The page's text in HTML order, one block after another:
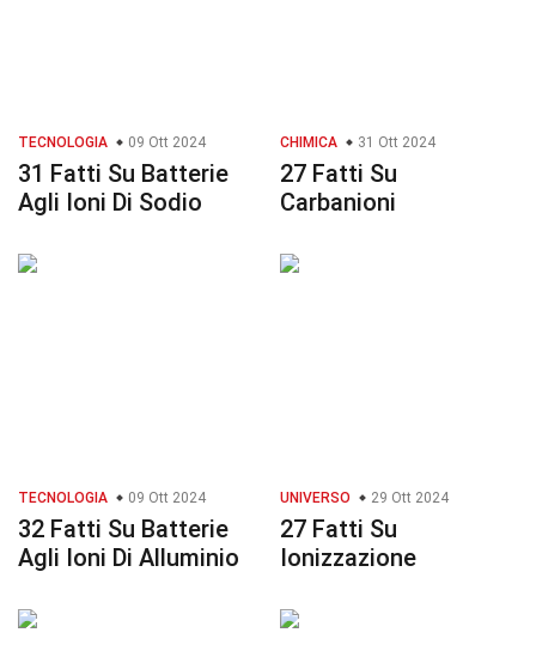
TECNOLOGIA 09 Ott 2024
31 Fatti Su Batterie
Agli Ioni Di Sodio
CHIMICA 31 Ott 2024
27 Fatti Su
Carbanioni
TECNOLOGIA 09 Ott 2024
32 Fatti Su Batterie
Agli Ioni Di Alluminio
UNIVERSO 29 Ott 2024
27 Fatti Su
Ionizzazione